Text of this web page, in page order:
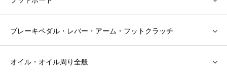
ブレーキペダル・レバー・アーム・フットクラッチ
オイル・オイル周り全般